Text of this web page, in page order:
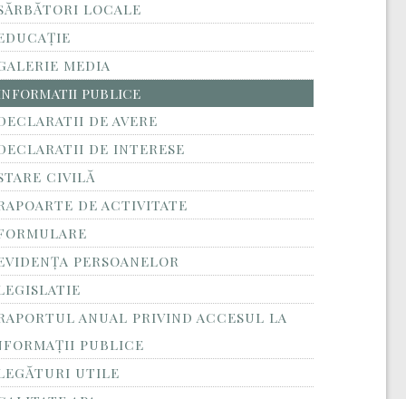
LOCALE
MEDIA
PUBLICE
DE AVERE
DE INTERESE
CIVILĂ
DE ACTIVITATE
PERSOANELOR
ANUAL PRIVIND ACCESUL LA
PUBLICE
UTILE